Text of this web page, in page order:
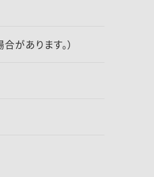
があります。）